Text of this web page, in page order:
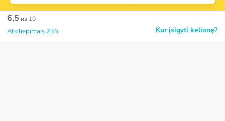
Kur įsigyti kelionę?
6,5 из 10
Atsiliepimais 235